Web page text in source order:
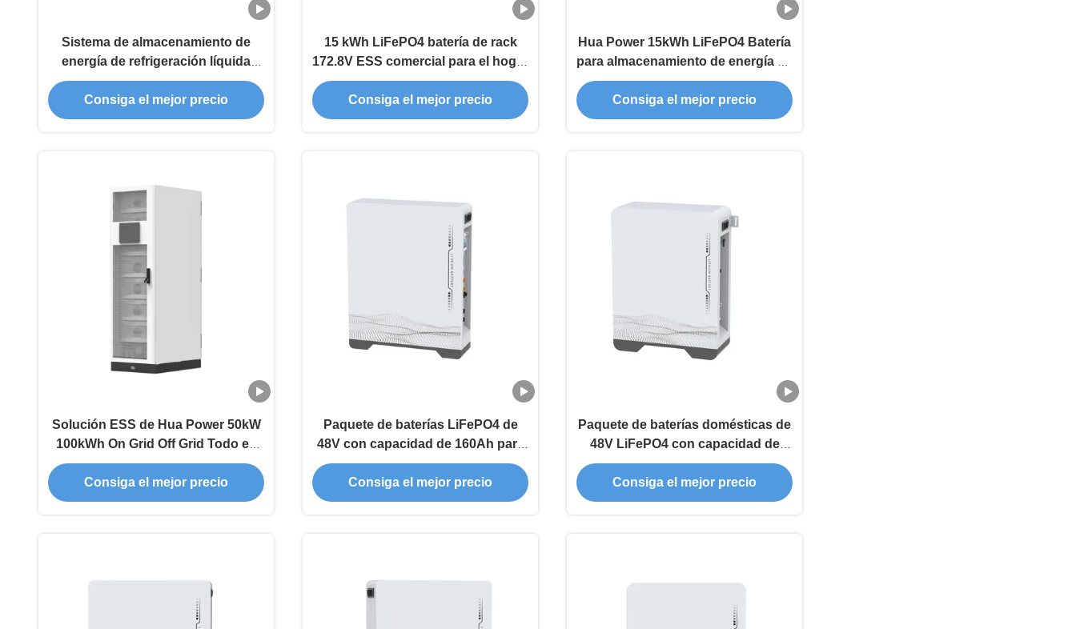
Sistema de almacenamiento de
energía de refrigeración líquida
LiFePO4
Consiga el mejor precio
15 kWh LiFePO4 batería de rack
172.8V ESS comercial para el hogar
y la oficina
Consiga el mejor precio
Hua Power 15kWh LiFePO4 Batería
para almacenamiento de energía en
el hogar
Consiga el mejor precio
Solución ESS de Hua Power 50kW
100kWh On Grid Off Grid Todo en
uno Batería de almacenamiento de
energía para interiores Batería
LiFePO4
Consiga el mejor precio
Paquete de baterías LiFePO4 de
48V con capacidad de 160Ah para
uso doméstico
Consiga el mejor precio
Paquete de baterías domésticas de
48V LiFePO4 con capacidad de
160Ah
Consiga el mejor precio